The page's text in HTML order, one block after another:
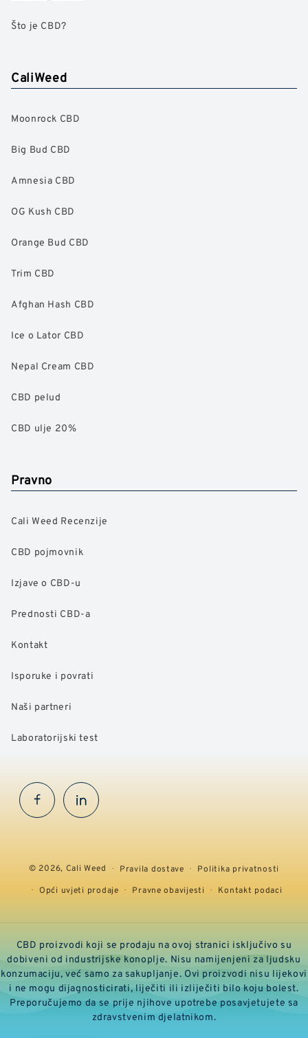
Što je CBD?
CaliWeed
Moonrock CBD
Big Bud CBD
Amnesia CBD
OG Kush CBD
Orange Bud CBD
Trim CBD
Afghan Hash CBD
Ice o Lator CBD
Nepal Cream CBD
CBD pelud
CBD ulje 20%
Pravno
Cali Weed Recenzije
CBD pojmovnik
Izjave o CBD-u
Prednosti CBD-a
Kontakt
Isporuke i povrati
Naši partneri
Laboratorijski test
FacebookInstaGram
© 2026, Cali Weed Pravila dostave
Politika privatnosti
Opći uvjeti prodaje
Pravne obavijesti Kontakt podaci
CBD proizvodi koji se prodaju na ovoj stranici isključivo su
dobiveni od industrijske konoplje. Nisu namijenjeni za ljudsku
konzumaciju, već samo za sakupljanje. Ovi proizvodi nisu lijekovi
i ne mogu dijagnosticirati, liječiti ili izliječiti bilo koju bolest.
Preporučujemo da se prije njihove upotrebe posavjetujete sa
zdravstvenim djelatnikom.